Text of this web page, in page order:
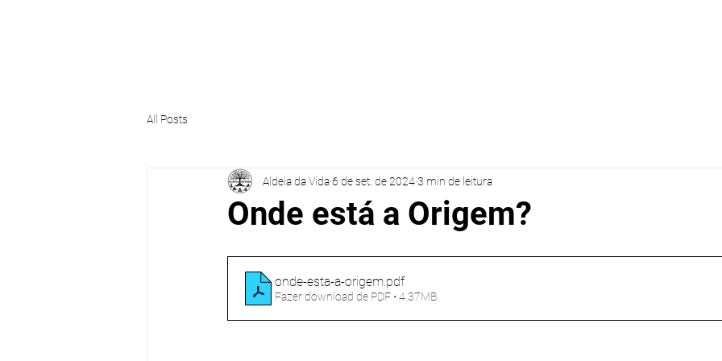
All Posts
Onde está a Origem?
Aldeia da Vida6 de set. de 20243 min de leitura
onde-esta-a-origem .pdf
Fazer download de PDF • 4.37MB